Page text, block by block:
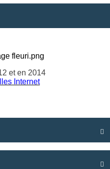
et en 2014
Internet

